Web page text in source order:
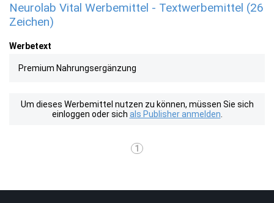
Neurolab Vital Werbemittel - Textwerbemittel (26
Zeichen)
Werbetext
Premium Nahrungsergänzung
Um dieses Werbemittel nutzen zu können, müssen Sie sich
einloggen oder sich als Publisher anmelden
1